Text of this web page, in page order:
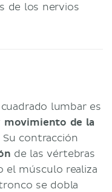
de los nervios
lumbar es
movimiento de la
Su contracción
de las vértebras
el músculo realiza
se dobla